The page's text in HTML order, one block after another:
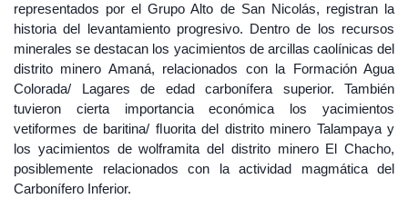
representados por el Grupo Alto de San Nicolás, registran la
historia del levantamiento progresivo. Dentro de los recursos
minerales se destacan los yacimientos de arcillas caolínicas del
distrito minero Amaná, relacionados con la Formación Agua
Colorada/ Lagares de edad carbonífera superior. También
tuvieron cierta importancia económica los yacimientos
vetiformes de baritina/ ﬂuorita del distrito minero Talampaya y
los yacimientos de wolframita del distrito minero El Chacho,
posiblemente relacionados con la actividad magmática del
Carbonífero Inferior.